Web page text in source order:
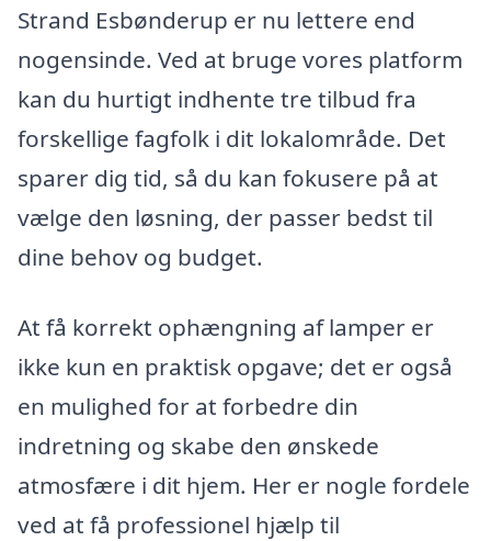
Strand Esbønderup er nu lettere end
nogensinde. Ved at bruge vores platform
kan du hurtigt indhente tre tilbud fra
forskellige fagfolk i dit lokalområde. Det
sparer dig tid, så du kan fokusere på at
vælge den løsning, der passer bedst til
dine behov og budget.
At få korrekt ophængning af lamper er
ikke kun en praktisk opgave; det er også
en mulighed for at forbedre din
indretning og skabe den ønskede
atmosfære i dit hjem. Her er nogle fordele
ved at få professionel hjælp til